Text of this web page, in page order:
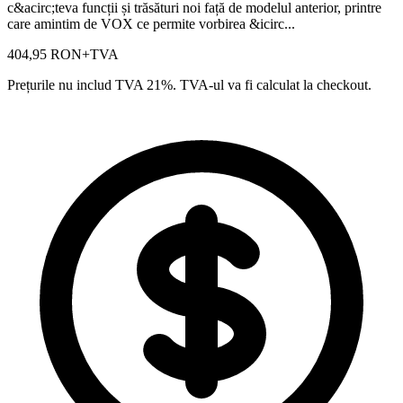
c&acirc;teva funcții și trăsături noi față de modelul anterior, printre
care amintim de VOX ce permite vorbirea &icirc...
404,95 RON+TVA
Prețurile nu includ TVA 21%. TVA-ul va fi calculat la checkout.